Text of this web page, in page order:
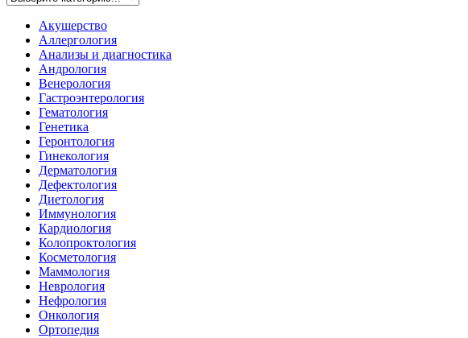
Акушерство
Аллергология
Анализы и диагностика
Андрология
Венерология
Гастроэнтерология
Гематология
Генетика
Геронтология
Гинекология
Дерматология
Дефектология
Диетология
Иммунология
Кардиология
Колопроктология
Косметология
Маммология
Неврология
Нефрология
Онкология
Ортопедия